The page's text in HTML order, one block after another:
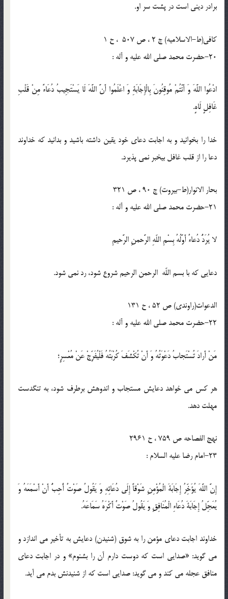
برادر دینی است در پشت سر او.
کافی(ط-الاسلامیه) ج 2 ، ص 507 ، ح 1
20-حضرت محمد صلی الله علیه و آله :
ادْعُوا اللَّهَ وَ أَنْتُمْ مُوقِنُونَ بِالْإِجَابَةِ وَ اعْلَمُوا أَنَّ اللَّهَ لَا يَسْتَجِيبُ دُعَاءً مِنْ قَلْبِ
غَافِلٍ لَاهٍ.
خدا را بخوانید و به اجابت دعای خود یقین داشته باشید و بدانید که خداوند
دعا را از قلب غافل بیخبر نمی پذیرد.
بحار الانوار(ط-بیروت) ج 90 ، ص 321
21-حضرت محمد صلی الله علیه و آله :
لا يُرَدُّ دُعاءٌ أَوَّلُهُ بِسْمِ اللّهِ الرَّحمنِ الرَّحيمِ
دعايى كه با بسم اللّه الرحمن الرحيم شروع شود، رد نمى شود.
الدعوات(راوندی) ص 52 ، ح 131
22-حضرت محمد صلی الله علیه و آله :
مَنْ أَرادَ تُسْتَجابُ دَعْوَتُهُ وَ أَنْ تُكْشَفَ كُرْبَتُهُ فَلْيُفَرِّجْ عَنْ مُعْسِرٍ؛
هر كس مى خواهد دعايش مستجاب و اندوهش برطرف شود، به تنگدست
مهلت دهد.
نهج الفصاحه ص 759 ، ح 2961
23-امام رضا علیه السلام :
إِنَّ اللَّهَ يُؤَخِّرُ إِجَابَةَ الْمُؤْمِنِ شَوْقاً إِلَى دُعَائِهِ وَ يَقُولُ صَوْتٌ أُحِبُّ أَنْ أَسْمَعَهُ وَ
يُعَجِّلُ إِجَابَةَ دُعَاءِ الْمُنَافِقِ وَ يَقُولُ صَوْتٌ أَكْرَهُ سَمَاعَهُ.
خداوند اجابت دعاى مؤمن را به شوق (شنيدن) دعايش به تأخير مى اندازد و
مى گويد: «صدايى است كه دوست دارم آن را بشنوم» و در اجابت دعاى
منافق عجله مى كند و مى گويد: صدايى است كه از شنيدنش بدم مى آيد.